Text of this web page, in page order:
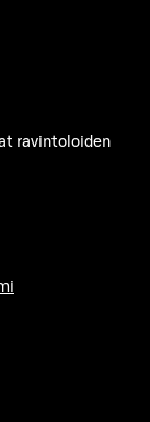
ravintoloiden